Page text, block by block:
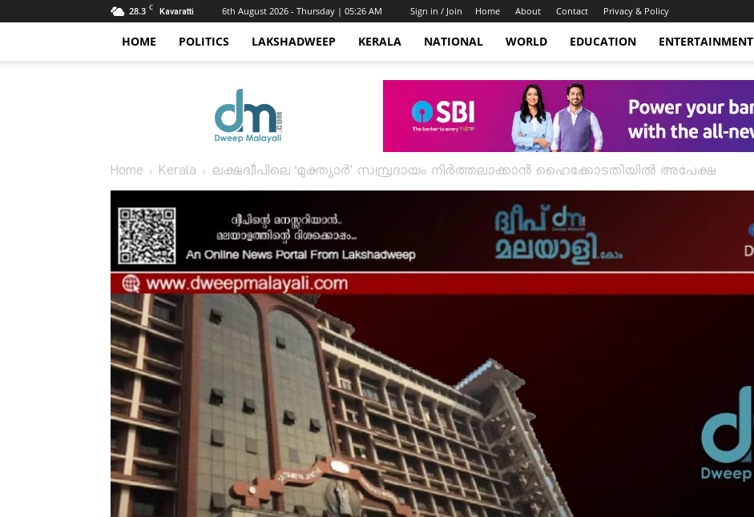
28.3 C Kavaratti 6th August 2026 - Thursday | 05:26 AM Sign in / Join Home About Contact Privacy & Policy
HOME POLITICS LAKSHADWEEP KERALA NATIONAL WORLD EDUCATION ENTERTAINMENT
Home Kerala ലക്ഷദ്വീപിലെ ‘മുക്ത്യാർ’ സമ്പ്രദായം നിർത്തലാക്കാൻ ഹൈക്കോടതിയിൽ അപേക്ഷ